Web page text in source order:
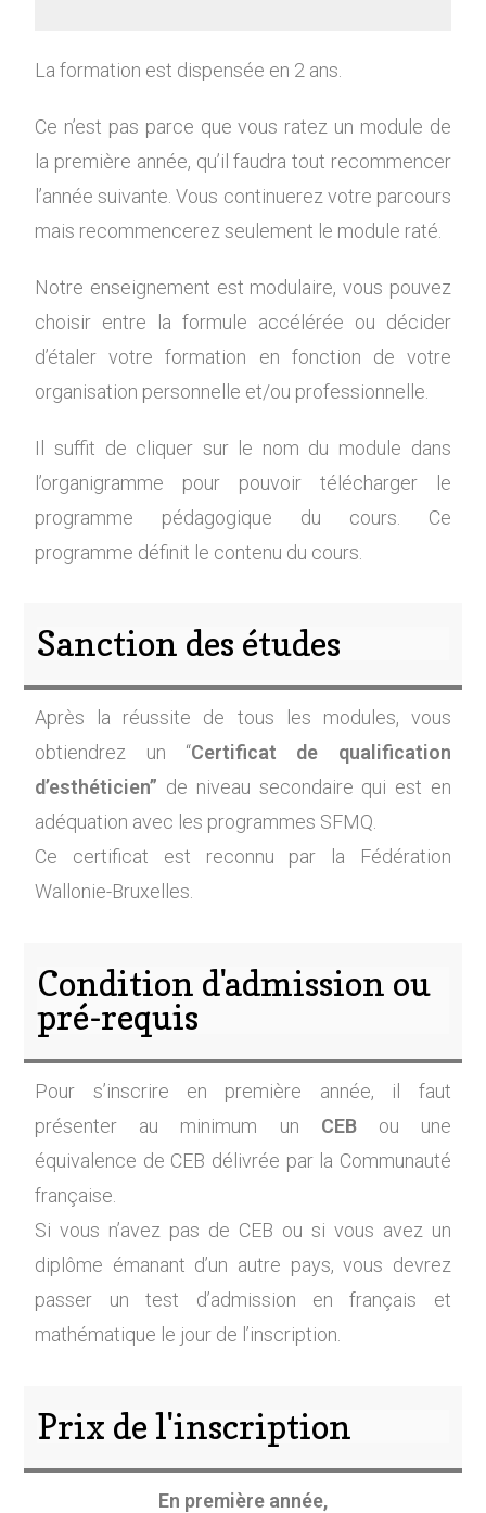
La formation est dispensée en 2 ans.
Ce n’est pas parce que vous ratez un module de
la première année, qu’il faudra tout recommencer
l’année suivante. Vous continuerez votre parcours
mais recommencerez seulement le module raté.
Notre enseignement est modulaire, vous pouvez
choisir entre la formule accélérée ou décider
d’étaler votre formation en fonction de votre
organisation personnelle et/ou professionnelle.
Il suffit de cliquer sur le nom du module dans
l’organigramme pour pouvoir télécharger le
programme pédagogique du cours. Ce
programme définit le contenu du cours.
Sanction des études
Après la réussite de tous les modules, vous
obtiendrez un “Certificat de qualification
d’esthéticien” de niveau secondaire qui est en
adéquation avec les programmes SFMQ.
Ce certificat est reconnu par la Fédération
Wallonie-Bruxelles.
Condition d'admission ou
pré-requis
Pour s’inscrire en première année, il faut
présenter au minimum un CEBou une
équivalence de CEB délivrée par la Communauté
française.
Si vous n’avez pas de CEB ou si vous avez un
diplôme émanant d’un autre pays, vous devrez
passer un test d’admission en français et
mathématique le jour de l’inscription.
Prix de l'inscription
En première année,